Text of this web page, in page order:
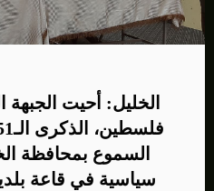
الخليل: أحيت الجبهة
السموع بمحافظة
سياسية في قاعة